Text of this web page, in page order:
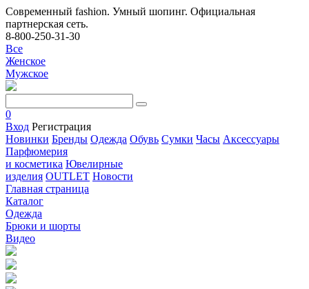
Современный fashion. Умный шопинг. Официальная
партнерская сеть.
8-800-250-31-30
Все
Женское
Мужское
0
Вход Регистрация
Новинки Бренды Одежда Обувь Сумки Часы Аксессуары
Парфюмерия
и косметика Ювелирные
изделия OUTLET Новости
Главная страница
Каталог
Одежда
Брюки и шорты
Видео